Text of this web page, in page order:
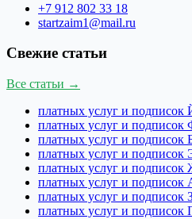
+7 912 802 33 18
startzaim1@mail.ru
Свежие статьи
Все статьи →
платных услуг и подписок
платных услуг и подписок
платных услуг и подписок
платных услуг и подписок
платных услуг и подписок
платных услуг и подписок
платных услуг и подписок
платных услуг и подписок